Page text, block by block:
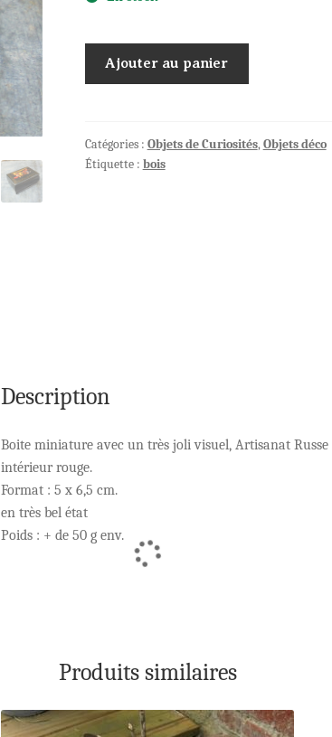
vernis
ancienne
Ajouter au panier
Catégories : Objets de Curiosités,Objets déco
Étiquette : bois
Description
Boite miniature avec un très joli visuel, Artisanat Russe
intérieur rouge.
Format : 5 x 6,5 cm.
en très bel état
Poids : + de 50 g env.
Produits similaires